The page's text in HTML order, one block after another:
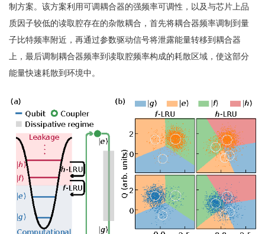
制方案。该方案利用可调耦合器的强频率可调性，以及与芯片上品
质因子较低的读取腔存在的杂散耦合，首先将耦合器频率调制到量
子比特频率附近，再通过参数驱动信号将泄露能量转移到耦合器
上，最后调制耦合器频率到读取腔频率构成的耗散区域，使这部分
能量快速耗散到环境中。